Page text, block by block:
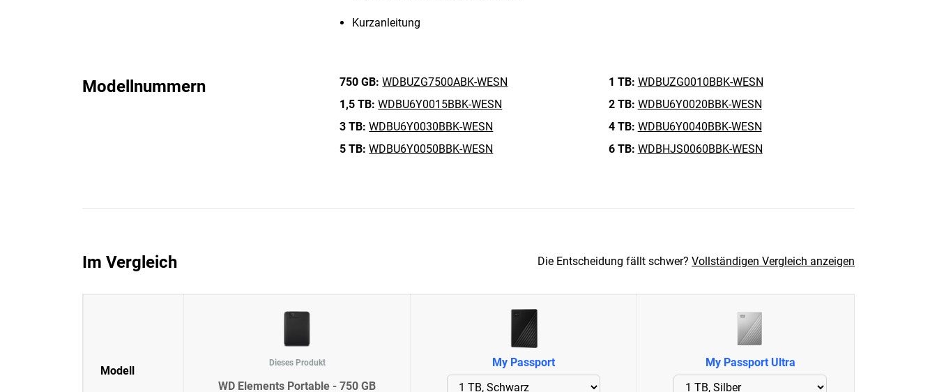
Kurzanleitung
Modellnummern 750 GB: WDBUZG7500ABK-WESN 1 TB: WDBUZG0010BBK-WESN
1,5 TB: WDBU6Y0015BBK-WESN 2 TB: WDBU6Y0020BBK-WESN
3 TB: WDBU6Y0030BBK-WESN 4 TB: WDBU6Y0040BBK-WESN
5 TB: WDBU6Y0050BBK-WESN 6 TB: WDBHJS0060BBK-WESN
Im Vergleich Die Entscheidung fällt schwer? Vollständigen Vergleich anzeigen
Modell
Dieses Produkt
WD Elements Portable - 750 GB
My Passport My Passport Ultra